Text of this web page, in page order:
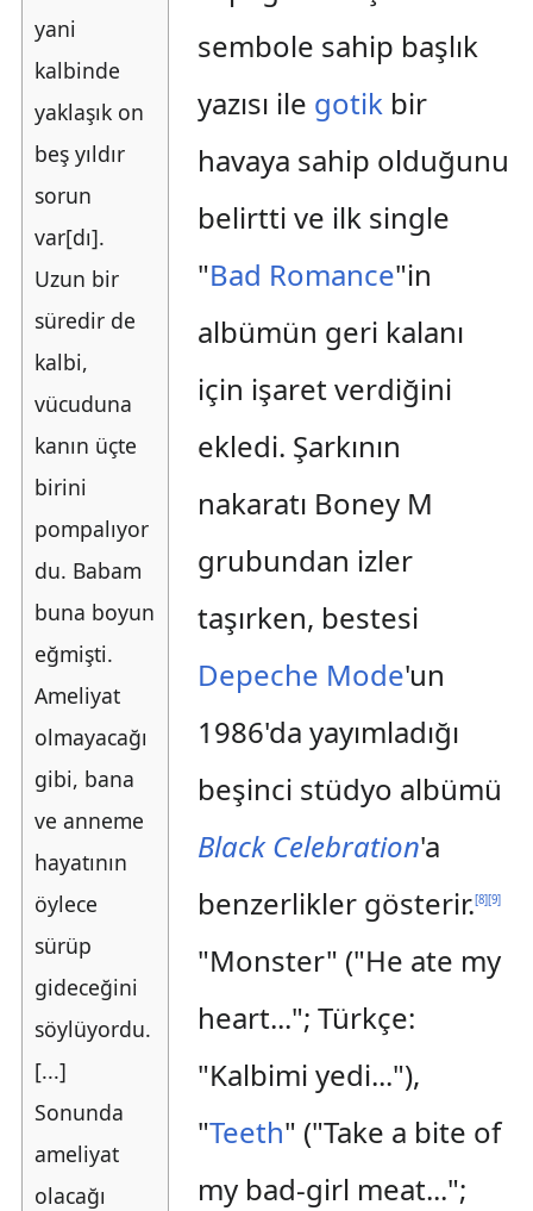
yani
kalbinde
yaklaşık on
beş yıldır
sorun
var[dı].
Uzun bir
süredir de
kalbi,
vücuduna
kanın üçte
birini
pompalıyor
du. Babam
buna boyun
eğmişti.
Ameliyat
olmayacağı
gibi, bana
ve anneme
hayatının
öylece
sürüp
gideceğini
söylüyordu.
[...]
Sonunda
ameliyat
olacağı
sembole sahip başlık
yazısı ile gotik bir
havaya sahip olduğunu
belirtti ve ilk single
"Bad Romance"in
albümün geri kalanı
için işaret verdiğini
ekledi. Şarkının
nakaratı Boney M
grubundan izler
taşırken, bestesi
Depeche Mode'un
1986'da yayımladığı
beşinci stüdyo albümü
Black Celebration'a
benzerlikler gösterir.[8][9]
"Monster" ("He ate my
heart..."; Türkçe:
"Kalbimi yedi..."),
"Teeth" ("Take a bite of
my bad-girl meat...";